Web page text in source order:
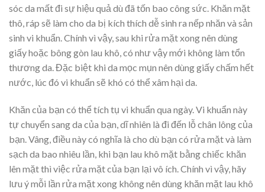
sóc da mất đi sự hiệu quả dù đã tốn bao công sức. Khăn mặt
thô, ráp sẽ làm cho da bị kích thích dễ sinh ra nếp nhăn và sản
sinh vi khuẩn. Chính vì vậy, sau khi rửa mặt xong nên dùng
giấy hoặc bông gòn lau khô, có như vậy mới không làm tổn
thương da. Đặc biệt khi da mọc mụn nên dùng giấy chấm hết
nước, lúc đó vi khuẩn sẽ khó có thể xâm hại da.
Khăn của bạn có thể tích tụ vi khuẩn qua ngày. Vi khuẩn này
tự chuyển sang da của bạn, dĩ nhiên là đi đến lỗ chân lông của
bạn. Vâng, điều này có nghĩa là cho dù bạn có rửa mặt và làm
sạch da bao nhiêu lần, khi bạn lau khô mặt bằng chiếc khăn
lên mặt thì việc rửa mặt của bạn lại vô ích. Chính vì vậy, hãy
lưu ý mỗi lần rửa mặt xong không nên dùng khăn mặt lau khô